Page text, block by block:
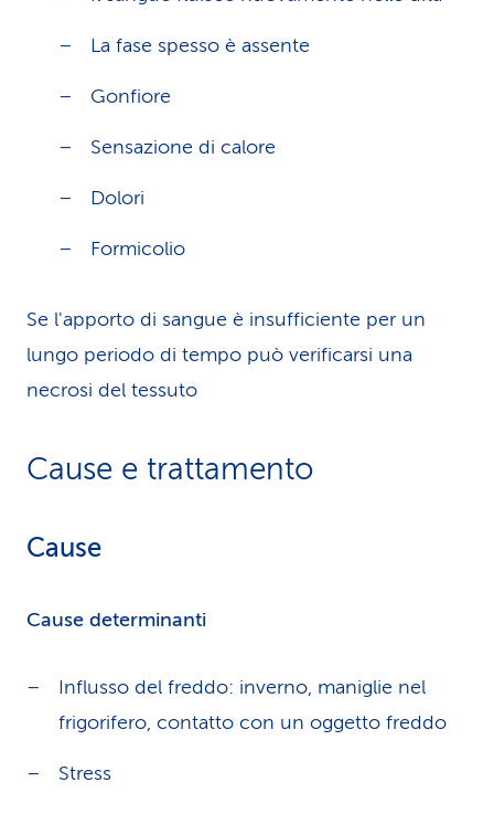
La fase spesso è assente
Gonfiore
Sensazione di calore
Dolori
Formicolio
Se l'apporto di sangue è insufficiente per un
lungo periodo di tempo può verificarsi una
necrosi del tessuto
Cause e trattamento
Cause
Cause determinanti
Influsso del freddo: inverno, maniglie nel
frigorifero, contatto con un oggetto freddo
Stress